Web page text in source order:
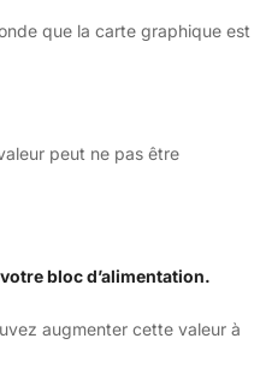
que la carte graphique est
peut ne pas être
bloc d’alimentation.
augmenter cette valeur à